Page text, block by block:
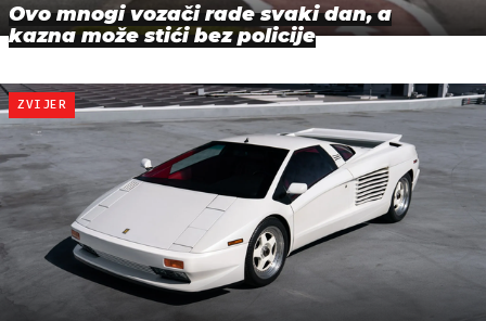
Ovo mnogi vozači rade svaki dan, a
kazna može stići bez policije
ZVIJER